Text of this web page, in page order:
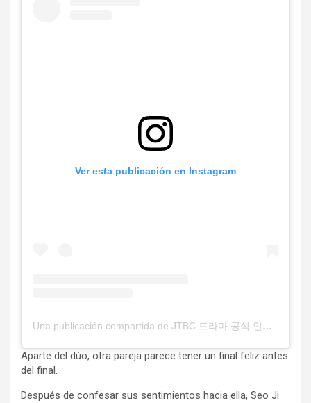
Ver esta publicación en Instagram
Una publicación compartida de JTBC 드라마 공식 인스타그램 (@jtbcdrama)
Aparte del dúo, otra pareja parece tener un final feliz antes
del final.
Después de confesar sus sentimientos hacia ella, Seo Ji